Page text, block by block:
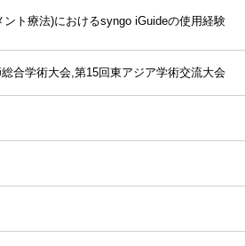
ント療法)におけるsyngo iGuideの使用経験
合学術大会,第15回東アジア学術交流大会